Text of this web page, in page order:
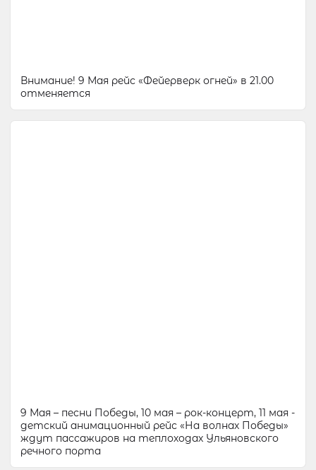
Внимание! 9 Мая рейс «Фейерверк огней» в 21.00
отменяется
9 Мая – песни Победы, 10 мая – рок-концерт, 11 мая -
детский анимационный рейс «На волнах Победы»
ждут пассажиров на теплоходах Ульяновского
речного порта